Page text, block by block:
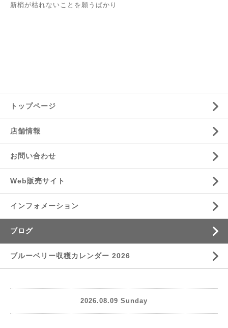
新梢が枯れないことを願うばかり
トップページ
店舗情報
お問い合わせ
Web販売サイト
インフォメーション
ブログ
ブルーベリー収穫カレンダー 2026
2026.08.09 Sunday